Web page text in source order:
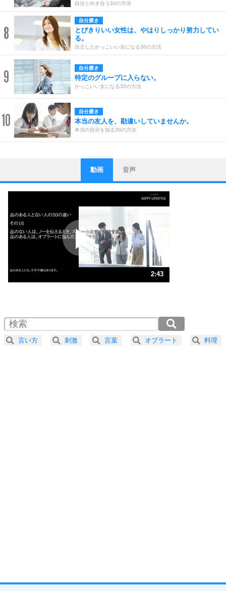
自分と向き合う30の方法
8
自分磨き
とびきりいい女性は、やはりしっかり努力してい
る。
自立したかっこいい女になる30の方法
9 自分磨き
特定のグループに入らない。
かっこいい女になる30の方法
10 自分磨き
本当の友人を、勘違いしていませんか。
本当の自分を知る30の方法
1
ストレス対策
他人と比べない。
いっそのこと、他人を見ない。
いらいらしない人になる30の方法
ポジティブになれない原因は、行動しないから。
ポジティブ思考になる30の方法
ストレス対策
人生、なんとかなるもの。
気楽に生きる30の方法
4 器の大きい人は、怒りを優しさで表現する。
プラス思考
ことが大切。
動画 音声
2:43
2.0倍速 （320KB 1分21秒）
2.5倍速 （256KB 1分5秒）
3.0倍速 （214KB 54秒）
言い方 刺激 言葉 オブラート 料理